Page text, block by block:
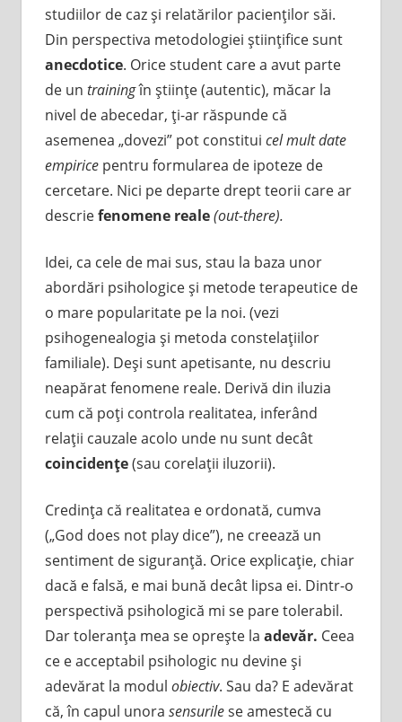
studiilor de caz şi relatărilor pacienţilor săi.
Din perspectiva metodologiei ştiinţifice sunt
anecdotice. Orice student care a avut parte
de un trainingîn ştiinţe (autentic), măcar la
nivel de abecedar, ţi-ar răspunde că
asemenea „dovezi” pot constitui cel mult date
empirice pentru formularea de ipoteze de
cercetare. Nici pe departe drept teorii care ar
descriefenomene reale (out-there).
Idei, ca cele de mai sus, stau la baza unor
abordări psihologice şi metode terapeutice de
o mare popularitate pe la noi. (vezi
psihogenealogia şi metoda constelaţiilor
familiale). Deşi sunt apetisante, nu descriu
neapărat fenomene reale. Derivă din iluzia
cum că poţi controla realitatea, inferând
relaţii cauzale acolo unde nu sunt decât
coincidenţe(sau corelaţii iluzorii).
Credinţa că realitatea e ordonată, cumva
(„God does not play dice”), ne creează un
sentiment de siguranţă. Orice explicaţie, chiar
dacă e falsă, e mai bună decât lipsa ei. Dintr-o
perspectivă psihologică mi se pare tolerabil.
Dar toleranţa mea se opreşte la adevăr. Ceea
ce e acceptabil psihologic nu devine şi
adevărat la modul obiectiv. Sau da? E adevărat
că, în capul unora sensurilese amestecă cu